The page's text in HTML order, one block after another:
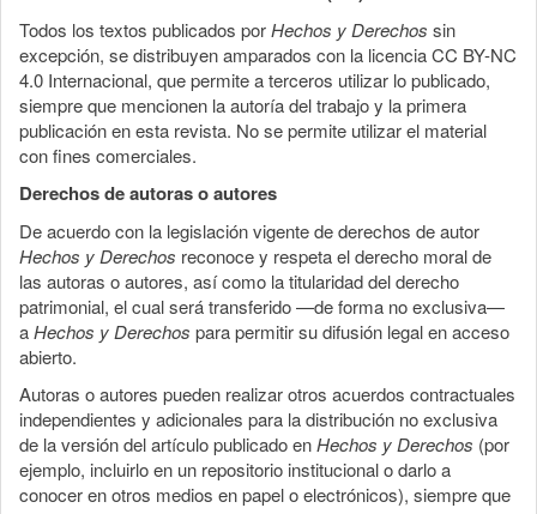
Todos los textos publicados porHechos y Derechos sin
excepción, se distribuyen amparados con la licencia CC BY-NC
4.0 Internacional, que permite a terceros utilizar lo publicado,
siempre que mencionen la autoría del trabajo y la primera
publicación en esta revista. No se permite utilizar el material
con fines comerciales.
Derechos de autoras o autores
De acuerdo con la legislación vigente de derechos de autor
Hechos y Derechos reconoce y respeta el derecho moral de
las autoras o autores, así como la titularidad del derecho
patrimonial, el cual será transferido —de forma no exclusiva—
aHechos y Derechos para permitir su difusión legal en acceso
abierto.
Autoras o autores pueden realizar otros acuerdos contractuales
independientes y adicionales para la distribución no exclusiva
de la versión del artículo publicado enHechos y Derechos (por
ejemplo, incluirlo en un repositorio institucional o darlo a
conocer en otros medios en papel o electrónicos), siempre que